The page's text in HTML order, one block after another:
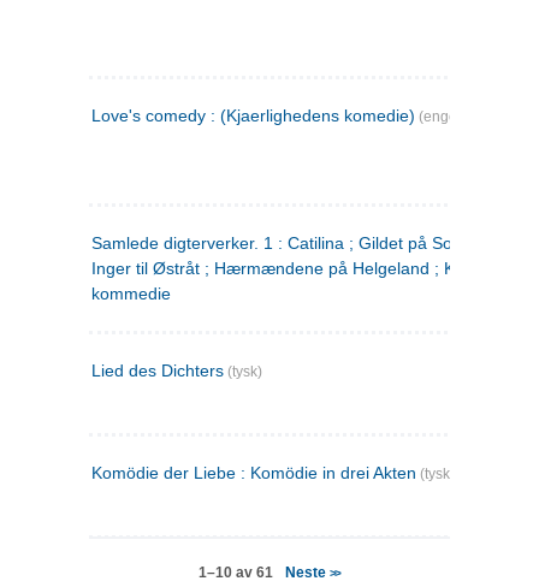
Love's comedy : (Kjaerlighedens komedie) (engelsk)
Samlede digterverker. 1 : Catilina ; Gildet på Solhaug ; Fru
Inger til Østråt ; Hærmændene på Helgeland ;
kommedie
Lied des Dichters (tysk)
Komödie der Liebe : Komödie in drei Akten (tysk)
1–10 av 61 Neste>>